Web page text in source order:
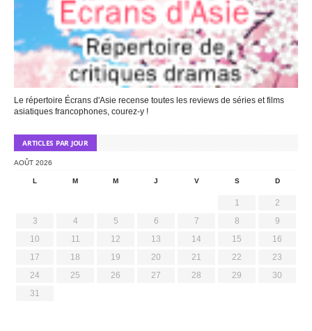
Le répertoire Écrans d'Asie recense toutes les reviews de séries et films
asiatiques francophones, courez-y !
ARTICLES PAR JOUR
AOÛT 2026
L M M J V S D
1
2
3
4 5 6 7 8
9
10
11 12 13 14 15
16
17
18 19 20 21 22
23
24
25 26 27 28 29
30
31